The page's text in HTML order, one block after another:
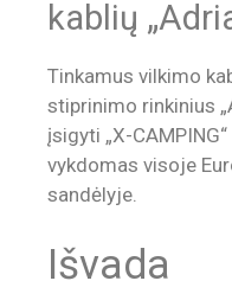
kablių
Tinkamus vilkimo
stiprinimo rinkinius
įsigyti „X-
vykdomas visoje
sandėlyje.
Išvada